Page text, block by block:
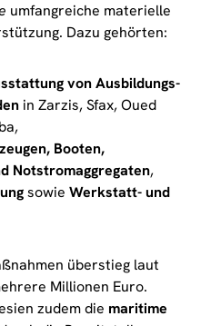
umfangreiche materielle
Dazu gehörten:
von Ausbildungs-
in Zarzis, Sfax, Oued
Booten,
Notstromaggregaten,
sowie Werkstatt- und
überstieg laut
Millionen Euro.
zudem die maritime